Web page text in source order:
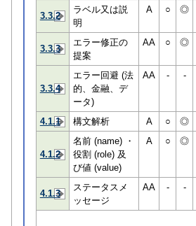
3.3.2
ラベル又は説
明
A ○ ◎
3.3.3
エラー修正の
提案
AA ○ ◎
3.3.4
エラー回避 (法
的、金融、デ
ータ)
AA - -
4.1.1 構文解析 A ○ ◎
4.1.2
名前 (name) ・
役割 (role) 及
び値 (value)
A ○ ◎
4.1.3
ステータスメ
ッセージ
AA - -